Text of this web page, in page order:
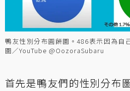
鴨友性別分布圓餅圖。486表示因為自
圖／YouTube @OozoraSubaru
首先是鴨友們的性別分布